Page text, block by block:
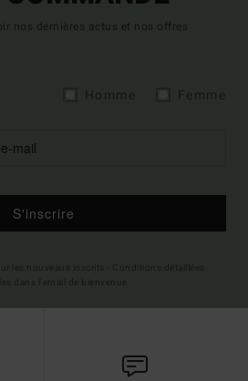
nos dernières actus et nos offres
S'inscrire